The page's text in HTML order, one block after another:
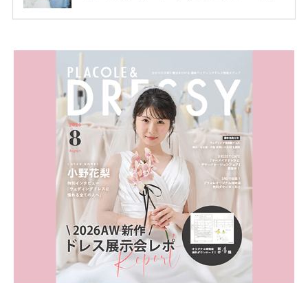
ため、比較せずに選ぶと損をしてしまうことも……。
内容：特典金額・条件・応募方法・注意点 「どこが
一番お得？」「プラコレの特典は？」といった疑問も
解決します。 まずは診断で候補を絞れる「ウェディ
ング診断」か、体験型 […]
続きを読む